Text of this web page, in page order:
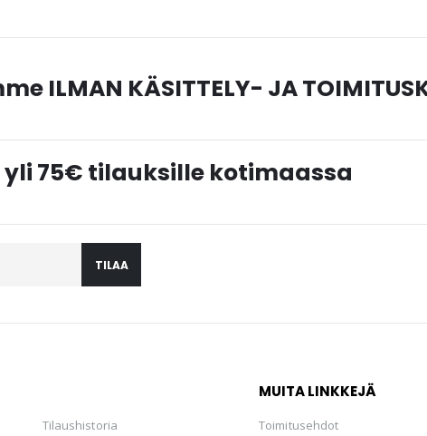
KÄSITTELY- JA
yli 75€ tilauksille kotimaassa
TILAA
Tilaushistoria
MUITA LINKKEJÄ
Toimitusehdot